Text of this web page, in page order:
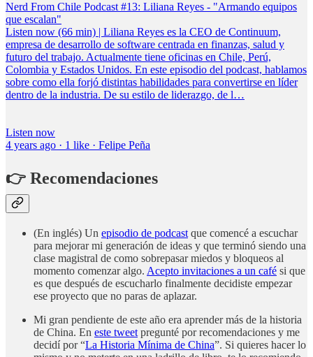
Nerd From Chile Podcast #13: Liliana Reyes - "Armando equipos
que escalan"
Listen now (66 min) | Liliana Reyes es la CEO de Continuum,
empresa de desarrollo de software centrada en finanzas, salud y
futuro del trabajo. Actualmente tiene oficinas en Chile, Perú,
Colombia y Estados Unidos. En este episodio del podcast, hablamos
sobre como ella forjó distintas habilidades para convertirse en líder
dentro de la industria. De su estilo de liderazgo, de l…
Listen now
4 years ago · 1 like · Felipe Peña
👉 Recomendaciones
(En inglés) Un episodio de podcast que comencé a escuchar
para mejorar mi generación de ideas y que terminó siendo una
clase magistral de como sobrepasar miedos y bloqueos al
momento comenzar algo. Acepto invitaciones a un café si que
es que después de escucharlo finalmente decidiste empezar
ese proyecto que no paras de aplazar.
Mi gran pendiente de este año era aprender más de la historia
de China. En este tweet pregunté por recomendaciones y me
decidí por “La Historia Mínima de China”. Si quieres hacer lo